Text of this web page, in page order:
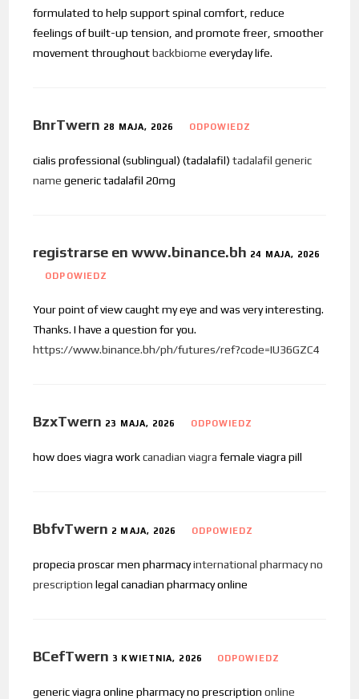
formulated to help support spinal comfort, reduce
feelings of built-up tension, and promote freer, smoother
movement throughoutbackbiome everyday life.
BnrTwern 28 MAJA, 2026 ODPOWIEDZ
cialis professional (sublingual) (tadalafil)tadalafil generic
name generic tadalafil 20mg
registrarse en www.binance.bh 24 MAJA, 2026
ODPOWIEDZ
Your point of view caught my eye and was very interesting.
Thanks. I have a question for you.
https://www.binance.bh/ph/futures/ref?code=IU36GZC4
BzxTwern 23 MAJA, 2026 ODPOWIEDZ
how does viagra workcanadian viagra female viagra pill
BbfvTwern 2 MAJA, 2026 ODPOWIEDZ
propecia proscar men pharmacyinternational pharmacy no
prescription legal canadian pharmacy online
BCefTwern 3 KWIETNIA, 2026 ODPOWIEDZ
generic viagra online pharmacy no prescriptiononline